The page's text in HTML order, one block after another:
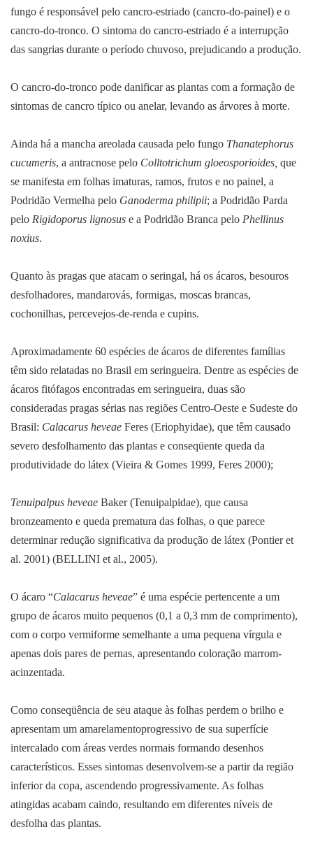
fungo é responsável pelo cancro-estriado (cancro-do-painel) e o
cancro-do-tronco. O sintoma do cancro-estriado é a interrupção
das sangrias durante o período chuvoso, prejudicando a produção.
O cancro-do-tronco pode danificar as plantas com a formação de
sintomas de cancro típico ou anelar, levando as árvores à morte.
Ainda há a mancha areolada causada pelo fungo Thanatephorus
cucumeris, a antracnose pelo Colltotrichum gloeosporioides, que
se manifesta em folhas imaturas, ramos, frutos e no painel, a
Podridão Vermelha pelo Ganoderma philipii; a Podridão Parda
pelo Rigidoporus lignosus e a Podridão Branca pelo Phellinus
noxius.
Quanto às pragas que atacam o seringal, há os ácaros, besouros
desfolhadores, mandarovás, formigas, moscas brancas,
cochonilhas, percevejos-de-renda e cupins.
Aproximadamente 60 espécies de ácaros de diferentes famílias
têm sido relatadas no Brasil em seringueira. Dentre as espécies de
ácaros fitófagos encontradas em seringueira, duas são
consideradas pragas sérias nas regiões Centro-Oeste e Sudeste do
Brasil: Calacarus heveae Feres (Eriophyidae), que têm causado
severo desfolhamento das plantas e conseqüente queda da
produtividade do látex (Vieira & Gomes 1999, Feres 2000);
Tenuipalpus heveae Baker (Tenuipalpidae), que causa
bronzeamento e queda prematura das folhas, o que parece
determinar redução significativa da produção de látex (Pontier et
al. 2001) (BELLINI et al., 2005).
O ácaro “Calacarus heveae” é uma espécie pertencente a um
grupo de ácaros muito pequenos (0,1 a 0,3 mm de comprimento),
com o corpo vermiforme semelhante a uma pequena vírgula e
apenas dois pares de pernas, apresentando coloração marrom-
acinzentada.
Como conseqüência de seu ataque às folhas perdem o brilho e
apresentam um amarelamentoprogressivo de sua superfície
intercalado com áreas verdes normais formando desenhos
característicos. Esses sintomas desenvolvem-se a partir da região
inferior da copa, ascendendo progressivamente. As folhas
atingidas acabam caindo, resultando em diferentes níveis de
desfolha das plantas.